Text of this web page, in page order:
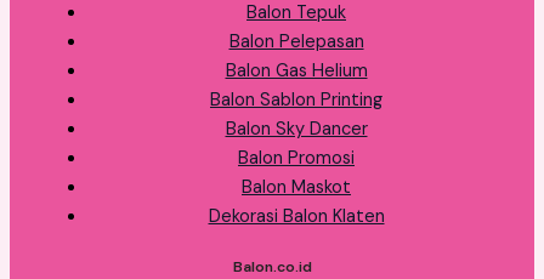
Balon Tepuk
Balon Pelepasan
Balon Gas Helium
Balon Sablon Printing
Balon Sky Dancer
Balon Promosi
Balon Maskot
Dekorasi Balon Klaten
Balon.co.id